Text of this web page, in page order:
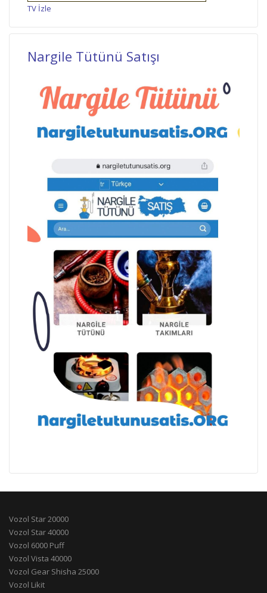
TV İzle
Nargile Tütünü Satışı
Vozol Star 20000
Vozol Star 40000
Vozol 6000 Puff
Vozol Vista 40000
Vozol Gear Shisha 25000
Vozol Likit